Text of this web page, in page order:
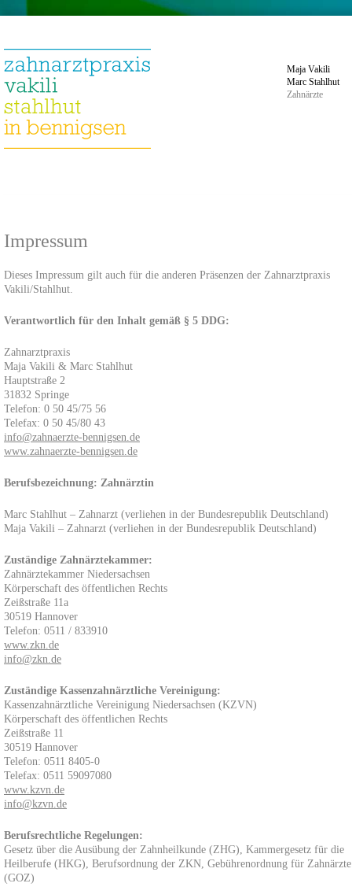
Maja Vakili
Marc Stahlhut
Zahnärzte
Impressum
Dieses Impressum gilt auch für die anderen Präsenzen der Zahnarztpraxis
Vakili/Stahlhut.
Verantwortlich für den Inhalt gemäß § 5 DDG:
Zahnarztpraxis
Maja Vakili & Marc Stahlhut
Hauptstraße 2
31832 Springe
Telefon: 0 50 45/75 56
Telefax: 0 50 45/80 43
info@zahnaerzte-bennigsen.de
www.zahnaerzte-bennigsen.de
Berufsbezeichnung: Zahnärztin
Marc Stahlhut – Zahnarzt (verliehen in der Bundesrepublik Deutschland)
Maja Vakili – Zahnarzt (verliehen in der Bundesrepublik Deutschland)
Zuständige Zahnärztekammer:
Zahnärztekammer Niedersachsen
Körperschaft des öffentlichen Rechts
Zeißstraße 11a
30519 Hannover
Telefon: 0511 / 833910
www.zkn.de
info@zkn.de
Zuständige Kassenzahnärztliche Vereinigung:
Kassenzahnärztliche Vereinigung Niedersachsen (KZVN)
Körperschaft des öffentlichen Rechts
Zeißstraße 11
30519 Hannover
Telefon: 0511 8405-0
Telefax: 0511 59097080
www.kzvn.de
info@kzvn.de
Berufsrechtliche Regelungen:
Gesetz über die Ausübung der Zahnheilkunde (ZHG), Kammergesetz für die
Heilberufe (HKG), Berufsordnung der ZKN, Gebührenordnung für Zahnärzte
(GOZ)